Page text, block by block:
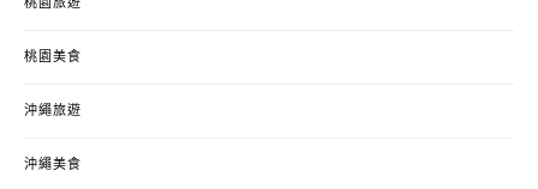
桃園旅遊
桃園美食
沖繩旅遊
沖繩美食